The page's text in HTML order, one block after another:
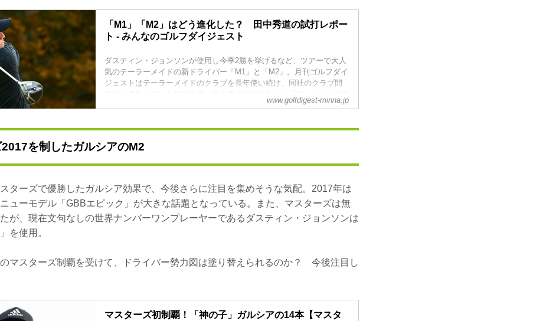
「M1」「M2」はどう進化した？ 田中秀道の試打レポー
ト - みんなのゴルフダイジェスト
ダスティン・ジョンソンが使用し今季2勝を挙げるなど、ツアーで大人
気のテーラーメイドの新ドライバー「M1」と「M2」。月刊ゴルフダイ
ジェストはテーラーメイドのクラブを長年使い続け、同社のクラブ開
試打を依頼。前モデルよりもどう進化したのかを聞いてみた！
www.golfdigest-minna.jp
を制したガルシアのM2
ターズで優勝したガルシア効果で、今後さらに注目を集めそうな気配。2017年は
ューモデル「GBBエピック」が大きな話題となっている。また、マスターズは無
が、現在文句なしの世界ナンバーワンプレーヤーであるダスティン・ジョンソンは
を使用。
マスターズ制覇を受けて、ドライバー勢力図は塗り替えられるのか？ 今後注目し
マスターズ初制覇！「神の子」ガルシアの14本【マスタ